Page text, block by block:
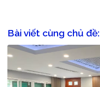
Bài viết cùng chủ đề: